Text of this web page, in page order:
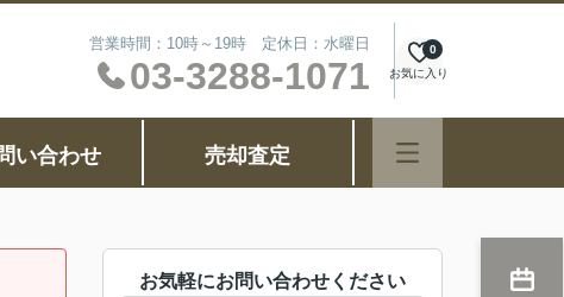
営業時間：10時～19時 定休日：水曜日
03-3288-1071 お気に入り
0
い合わせ 売却査定
お気軽にお問い合わせください